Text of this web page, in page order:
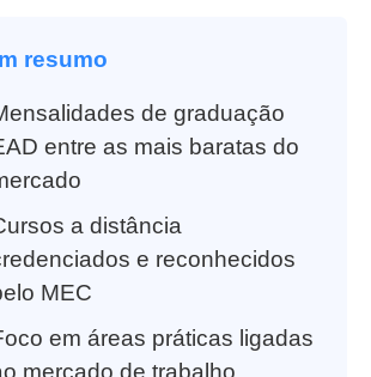
resumo
de graduação
entre as mais baratas do
a distância
e reconhecidos
MEC
em áreas práticas ligadas
mercado de trabalho